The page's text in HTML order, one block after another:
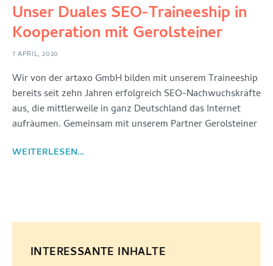
Unser Duales SEO-Traineeship in
Kooperation mit Gerolsteiner
7 APRIL, 2020
Wir von der artaxo GmbH bilden mit unserem Traineeship
bereits seit zehn Jahren erfolgreich SEO-Nachwuchskräfte
aus, die mittlerweile in ganz Deutschland das Internet
aufräumen. Gemeinsam mit unserem Partner Gerolsteiner
WEITERLESEN...
INTERESSANTE INHALTE